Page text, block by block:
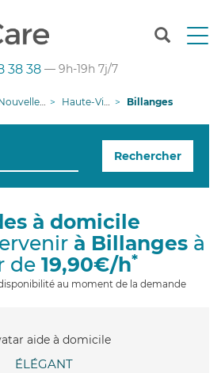
T
n
g
i
38 38 — 9h-19h 7j/7
Aquitaine Haute-Vienne Billanges
Rechercher
à domicile
à Billangesà
de 19,90€/h*
au moment de la demande
ÉLÉGANT